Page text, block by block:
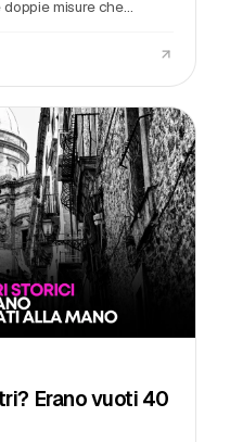
doppie misure che
Erano vuoti 40